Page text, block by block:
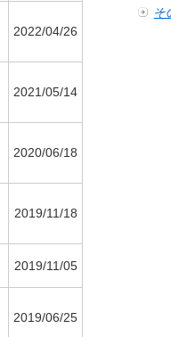
2022/04/26
2021/05/14
2020/06/18
2019/11/18
2019/11/05
2019/06/25
そ